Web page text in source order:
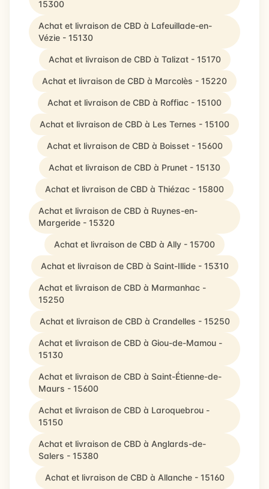
15300
Achat et livraison de CBD à Lafeuillade-en-
Vézie - 15130
Achat et livraison de CBD à Talizat - 15170
Achat et livraison de CBD à Marcolès - 15220
Achat et livraison de CBD à Roffiac - 15100
Achat et livraison de CBD à Les Ternes - 15100
Achat et livraison de CBD à Boisset - 15600
Achat et livraison de CBD à Prunet - 15130
Achat et livraison de CBD à Thiézac - 15800
Achat et livraison de CBD à Ruynes-en-
Margeride - 15320
Achat et livraison de CBD à Ally - 15700
Achat et livraison de CBD à Saint-Illide - 15310
Achat et livraison de CBD à Marmanhac -
15250
Achat et livraison de CBD à Crandelles - 15250
Achat et livraison de CBD à Giou-de-Mamou -
15130
Achat et livraison de CBD à Saint-Étienne-de-
Maurs - 15600
Achat et livraison de CBD à Laroquebrou -
15150
Achat et livraison de CBD à Anglards-de-
Salers - 15380
Achat et livraison de CBD à Allanche - 15160